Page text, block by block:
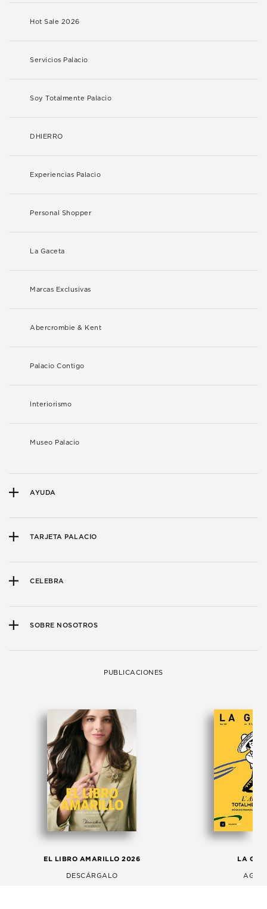
Hot Sale 2026
Servicios Palacio
Soy Totalmente Palacio
DHIERRO
Experiencias Palacio
Personal Shopper
La Gaceta
Marcas Exclusivas
Abercrombie & Kent
Palacio Contigo
Interiorismo
Museo Palacio
AYUDA
TARJETA PALACIO
CELEBRA
SOBRE NOSOTROS
PUBLICACIONES
EL LIBRO AMARILLO 2026
DESCÁRGALO
LA